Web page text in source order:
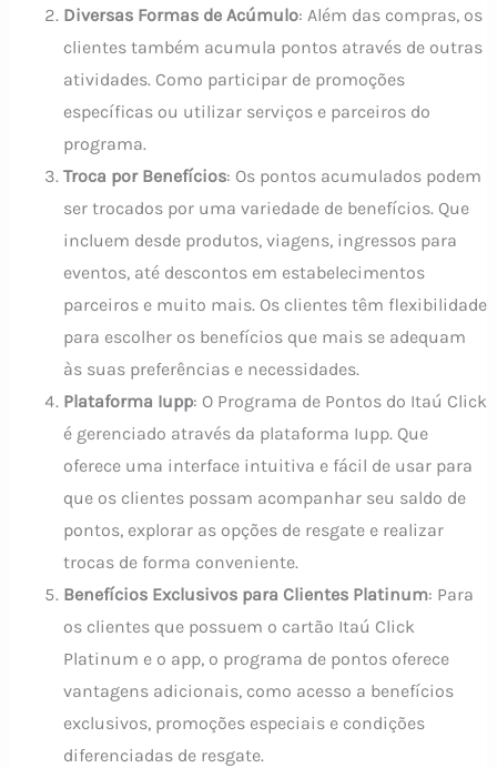
Diversas Formas de Acúmulo: Além das compras, os
clientes também acumula pontos através de outras
atividades. Como participar de promoções
específicas ou utilizar serviços e parceiros do
programa.
Troca por Benefícios: Os pontos acumulados podem
ser trocados por uma variedade de benefícios. Que
incluem desde produtos, viagens, ingressos para
eventos, até descontos em estabelecimentos
parceiros e muito mais. Os clientes têm flexibilidade
para escolher os benefícios que mais se adequam
às suas preferências e necessidades.
Plataforma Iupp: O Programa de Pontos do Itaú Click
é gerenciado através da plataforma Iupp. Que
oferece uma interface intuitiva e fácil de usar para
que os clientes possam acompanhar seu saldo de
pontos, explorar as opções de resgate e realizar
trocas de forma conveniente.
Benefícios Exclusivos para Clientes Platinum: Para
os clientes que possuem o cartão Itaú Click
Platinum e o app, o programa de pontos oferece
vantagens adicionais, como acesso a benefícios
exclusivos, promoções especiais e condições
diferenciadas de resgate.